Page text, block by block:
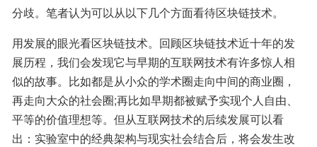
分歧。笔者认为可以从以下几个方面看待区块链技术。
用发展的眼光看区块链技术。回顾区块链技术近十年的发
展历程，我们会发现它与早期的互联网技术有许多惊人相
似的故事。比如都是从小众的学术圈走向中间的商业圈，
再走向大众的社会圈;再比如早期都被赋予实现个人自由、
平等的价值理想等。但从互联网技术的后续发展可以看
出：实验室中的经典架构与现实社会结合后，将会发生改